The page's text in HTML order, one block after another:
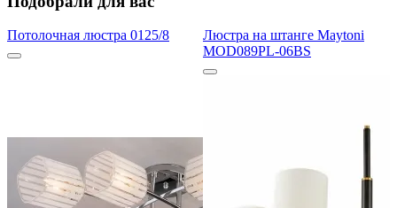
Потолочная люстра 0125/8
Люстра на штанге Maytoni
MOD089PL-06BS